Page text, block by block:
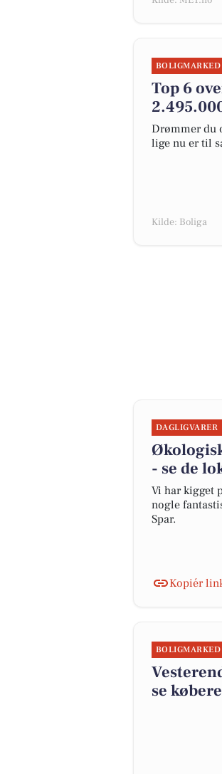
BOLIGMARKED
Top 6
Drømmer du
lige nu er til
Kilde: Boliga
DAGLIGVARER
- se de
Vi har kigget
nogle
Spar.
Kopiér
BOLIGMARKED
se